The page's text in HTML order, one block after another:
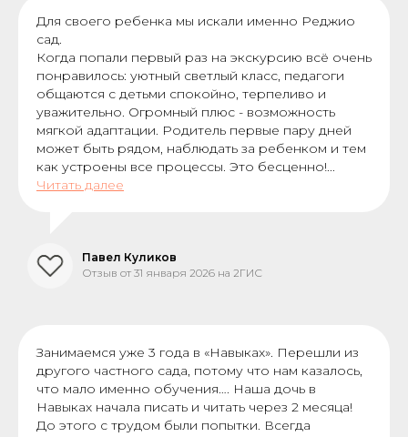
Для своего ребенка мы искали именно Реджио
сад.
Когда попали первый раз на экскурсию всё очень
понравилось: уютный светлый класс, педагоги
общаются с детьми спокойно, терпеливо и
уважительно. Огромный плюс - возможность
мягкой адаптации. Родитель первые пару дней
может быть рядом, наблюдать за ребенком и тем
как устроены все процессы. Это бесценно!...
Читать далее
Павел Куликов
Отзыв от 31 января 2026 на 2ГИС
Занимаемся уже 3 года в «Навыках». Перешли из
другого частного сада, потому что нам казалось,
что мало именно обучения…. Наша дочь в
Навыках начала писать и читать через 2 месяца!
До этого с трудом были попытки. Всегда